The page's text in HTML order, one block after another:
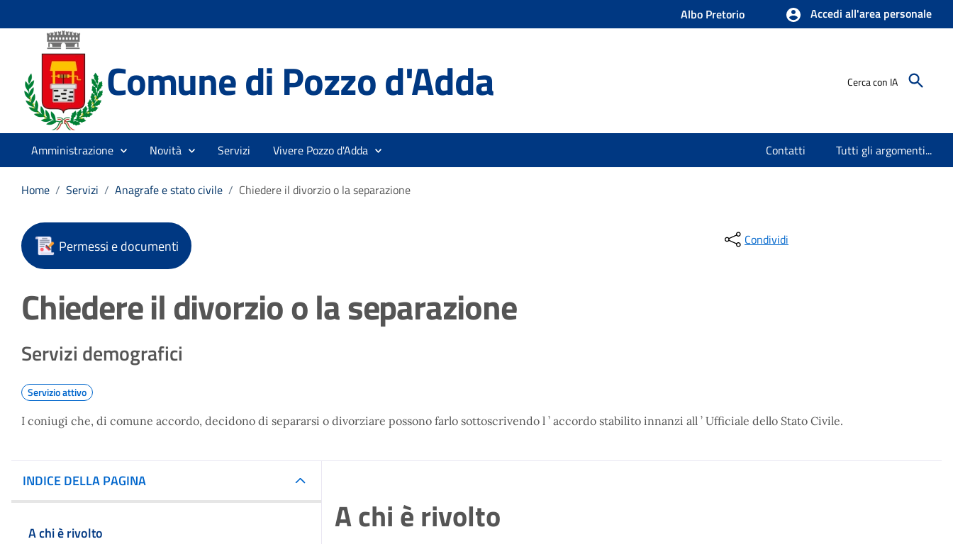
Albo Pretorio Accedi all'area personale
Comune di Pozzo d'Adda Cerca con IA
Amministrazione Novità Servizi Vivere Pozzo d'Adda Contatti Tutti gli argomenti...
Home / Servizi / Anagrafe e stato civile / Chiedere il divorzio o la separazione
Permessi e documenti Condividi
Chiedere il divorzio o la separazione
Servizi demografici
Servizio attivo
I coniugi che, di comune accordo, decidono di separarsi o divorziare possono farlo sottoscrivendo l ’ accordo stabilito innanzi all ’ Ufficiale dello Stato Civile.
INDICE DELLA PAGINA
A chi è rivolto
A chi è rivolto